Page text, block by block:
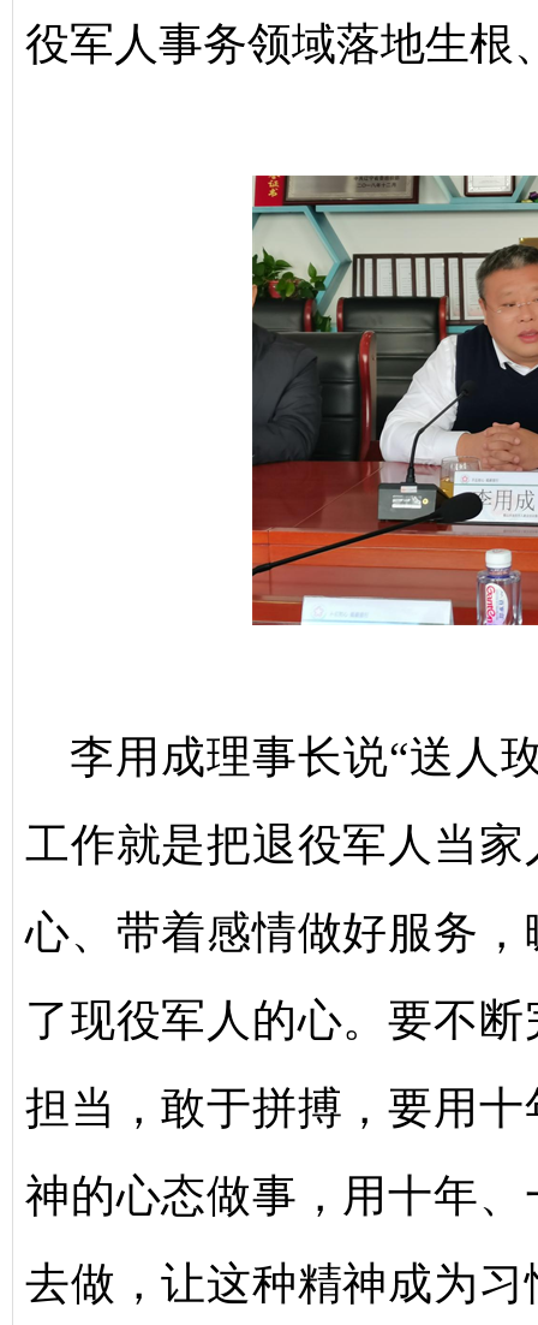
役军人事务领域落地生根
李用成理事长说“送人
工作就是把退役军人当
心、带着感情做好服务
了现役军人的心。要不
担当，敢于拼搏，要用
神的心态做事，用十年
去做，让这种精神成为